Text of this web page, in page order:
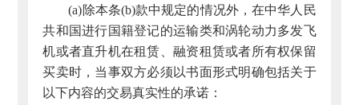
(a)除本条(b)款中规定的情况外，在中华人民
共和国进行国籍登记的运输类和涡轮动力多发飞
机或者直升机在租赁、融资租赁或者所有权保留
买卖时，当事双方必须以书面形式明确包括关于
以下内容的交易真实性的承诺：